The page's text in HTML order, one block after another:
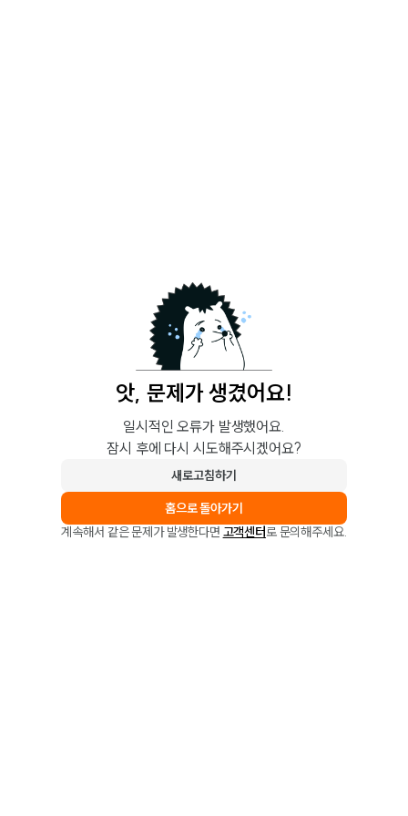
앗, 문제가 생겼어요!
일시적인 오류가 발생했어요.
잠시 후에 다시 시도해주시겠어요?
새로고침하기
홈으로 돌아가기
계속해서 같은 문제가 발생한다면 고객센터로 문의해주세요.